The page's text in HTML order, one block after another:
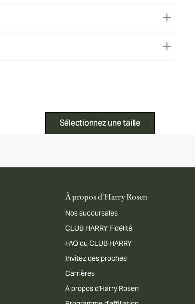
Sélectionnez une taille
À propos d'Harry Rosen
Nos succursales
CLUB HARRY Fidélité
FAQ du CLUB HARRY
Invitez des proches
Carrières
À propos d'Harry Rosen